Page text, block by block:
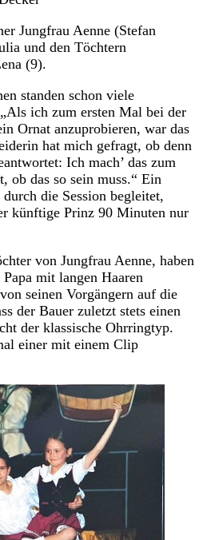
Jungfrau Aenne (Stefan
und den Töchtern
(9).
standen schon viele
ich zum ersten Mal bei der
Ornat anzuprobieren, war das
hat mich gefragt, ob denn
Ich mach’ das zum
ob das so sein muss.“ Ein
die Session begleitet,
künftige Prinz 90 Minuten nur
von Jungfrau Aenne, haben
mit langen Haaren
seinen Vorgängern auf die
der Bauer zuletzt stets einen
der klassische Ohrringtyp.
einer mit einem Clip